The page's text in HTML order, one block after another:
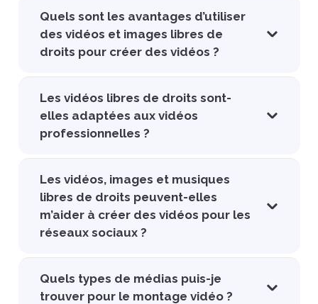
Quels sont les avantages d’utiliser
des vidéos et images libres de
droits pour créer des vidéos ?
Les vidéos libres de droits sont-
elles adaptées aux vidéos
professionnelles ?
Les vidéos, images et musiques
libres de droits peuvent-elles
m’aider à créer des vidéos pour les
réseaux sociaux ?
Quels types de médias puis-je
trouver pour le montage vidéo ?